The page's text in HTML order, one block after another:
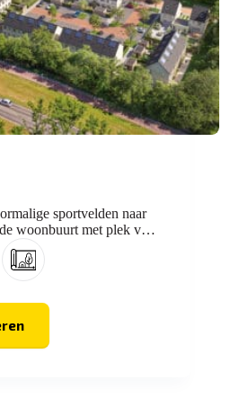
sportvelden naar
woonbuurt met plek voor